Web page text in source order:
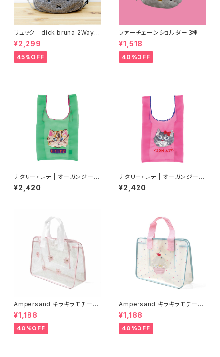
リュック dick bruna 2Way
¥2,299
45%OFF
ファーチェーンショルダー３種
¥1,518
40%OFF
ナタリー・レテ | オーガンジーバ
ッグ S ブルーアイ | Organdy
Bag S Blue eye
¥2,420
ナタリー・レテ | オーガンジーバ
ッグ S グレーキャット | Organd
y Bag S Gray cat
¥2,420
Ampersand キラキラモチーフ
プールバッグ/PK
¥1,188
40%OFF
Ampersand キラキラモチーフ
プールバッグ/SS
¥1,188
40%OFF